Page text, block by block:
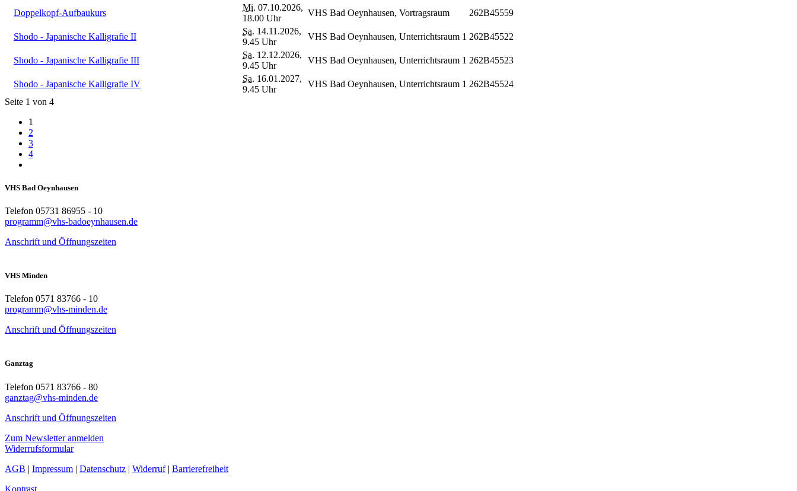
Doppelkopf-Aufbaukurs
Mi. 07.10.2026,
18.00 Uhr
VHS Bad Oeynhausen, Vortragsraum 262B45559
Shodo - Japanische Kalligrafie II
Sa. 14.11.2026,
9.45 Uhr
VHS Bad Oeynhausen, Unterrichtsraum 1 262B45522
Shodo - Japanische Kalligrafie III
Sa. 12.12.2026,
9.45 Uhr
VHS Bad Oeynhausen, Unterrichtsraum 1 262B45523
Shodo - Japanische Kalligrafie IV
Sa. 16.01.2027,
9.45 Uhr
VHS Bad Oeynhausen, Unterrichtsraum 1 262B45524
Seite 1 von 4
1
2
3
4
VHS Bad Oeynhausen
Telefon 05731 86955 - 10
programm@vhs-badoeynhausen.de
Anschrift und Öffnungszeiten
VHS Minden
Telefon 0571 83766 - 10
programm@vhs-minden.de
Anschrift und Öffnungszeiten
Ganztag
Telefon 0571 83766 - 80
ganztag@vhs-minden.de
Anschrift und Öffnungszeiten
Zum Newsletter anmelden
Widerrufsformular
AGB | Impressum | Datenschutz | Widerruf| Barrierefreiheit
Kontrast